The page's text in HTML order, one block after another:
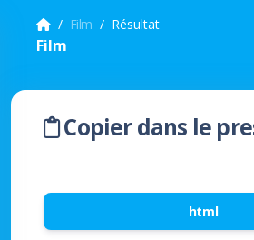
Film Résultat
Film
Copier dans le
html